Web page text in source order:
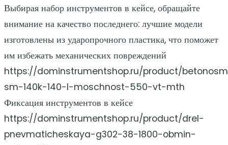
Выбирая набор инструментов в кейсе, обращайте
внимание на качество последнего: лучшие модели
изготовлены из ударопрочного пластика, что поможет
им избежать механических повреждений
https://dominstrumentshop.ru/product/
sm-140k-140-l-moschnost-550-vt-mth
Фиксация инструментов в кейсе
https://dominstrumentshop.ru/product/drel-
pnevmaticheskaya-g302-38-1800-obmin-